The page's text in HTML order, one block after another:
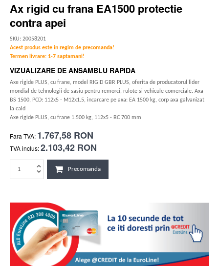
Ax rigid cu frana EA1500 protectie
contra apei
SKU: 20058201
Acest produs este in regim de precomanda!
Termen livrare: 1-7 saptamani!
VIZUALIZARE DE ANSAMBLU RAPIDA
Axe rigide PLUS, cu frane, model RIGID GBR PLUS, oferita de producatorul lider
mondial de tehnologii de sasiu pentru remorci, rulote si vehicule comerciale. Axa
BS 1500, PCD: 112x5 - M12x1.5, incarcare pe axa: EA 1500 kg, corp axa galvanizat
la cald
Axe rigide PLUS, cu frane 1.500 kg, 112x5 - BC 700 mm
Fara TVA: 1.767,58 RON
TVA inclus:2.103,42 RON
Precomanda